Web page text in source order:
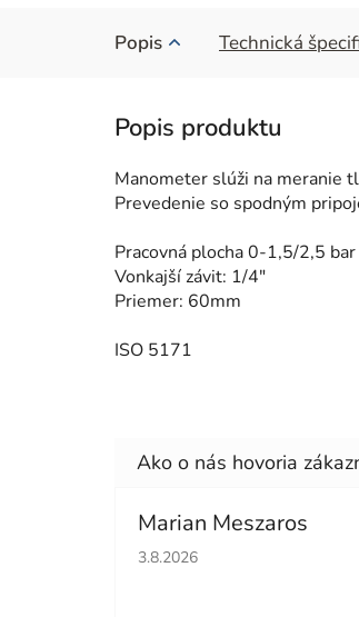
Popis Technická
Manometer slúži na meranie
Prevedenie so spodným
Pracovná plocha 0-1,5/2,5 bar
Vonkajší závit: 1/4"
Priemer: 60mm
ISO 5171
Marian Meszaros
Hodnotenie obchodu je 5 z
3.8.2026